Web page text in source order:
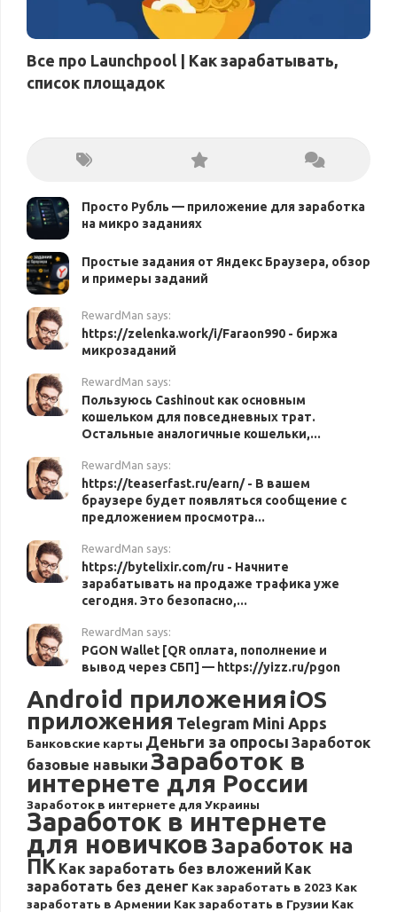
Все про Launchpool | Как зарабатывать,
список площадок
Просто Рубль — приложение для заработка
на микро заданиях
Простые задания от Яндекс Браузера, обзор
и примеры заданий
RewardMan says:
https://zelenka.work/i/Faraon990 - биржа
микрозаданий
RewardMan says:
Пользуюсь Cashinout как основным
кошельком для повседневных трат.
Остальные аналогичные кошельки,...
RewardMan says:
https://teaserfast.ru/earn/ - В вашем
браузере будет появляться сообщение с
предложением просмотра...
RewardMan says:
https://bytelixir.com/ru - Начните
зарабатывать на продаже трафика уже
сегодня. Это безопасно,...
RewardMan says:
PGON Wallet [QR оплата, пополнение и
вывод через СБП] — https://yizz.ru/pgon
Android приложения iOS
приложения Telegram Mini Apps
Банковские карты Деньги за опросы Заработок
базовые навыки Заработок в
интернете для России
Заработок в интернете для Украины
Заработок в интернете
для новичковЗаработок на
ПК Как заработать без вложений Как
заработать без денег Как заработать в 2023 Как
заработать в Армении Как заработать в Грузии Как